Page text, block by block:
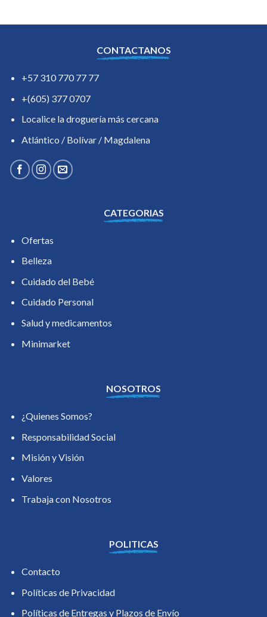
CONTACTANOS
+57 310 770 77 77
+(605) 377 0707
Localice la droguería más cercana
Atlántico / Bolívar / Magdalena
CATEGORIAS
Ofertas
Belleza
Cuidado del Bebé
Cuidado Personal
Salud y medicamentos
Minimarket
NOSOTROS
¿Quienes Somos?
Responsabilidad Social
Misión y Visión
Valores
Trabaja con Nosotros
POLITICAS
Contacto
Políticas de Privacidad
Políticas de Entregas y Plazos de Envío